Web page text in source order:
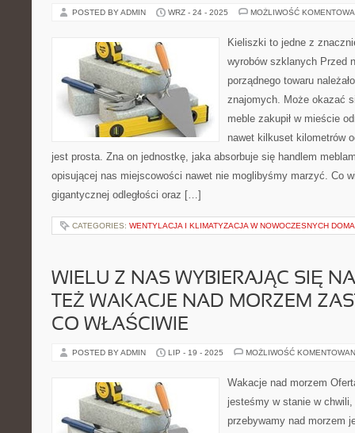
POSTED BY ADMIN WRZ - 24 - 2025 MOŻLIWOŚĆ
Kieliszki to jedne z
wyrobów szklanych Przed
porządnego towaru
znajomych. Może okazać
meble zakupił w mieście
nawet kilkuset kilometrów
jest prosta. Zna on jednostkę, jaka absorbuje się handlem
opisującej nas miejscowości nawet nie moglibyśmy marzyć. Co
gigantycznej odległości oraz […]
CATEGORIES: WENTYLACJA I KLIMATYZACJA W NOWOCZESNYCH
WIELU Z NAS WYBIERAJĄC SIĘ
TEŻ WAKACJE NAD MORZEM
CO WŁAŚCIWIE
POSTED BY ADMIN LIP - 19 - 2025 MOŻLIWOŚĆ
Wakacje nad morzem
jesteśmy w stanie w chwili,
przebywamy nad morzem